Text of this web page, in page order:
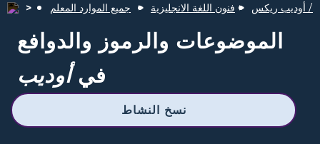
جميع الموارد المعلم فنون اللغة الانجليزية / أوديب ريكس
الموضوعات والرموز والدوافع
فيأوديب
نسخ النشاط